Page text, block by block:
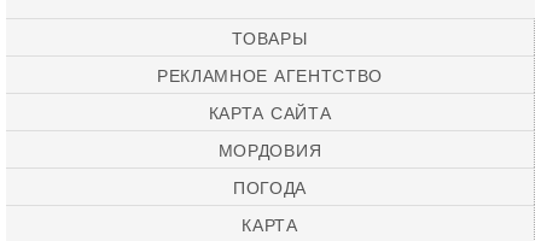
ТОВАРЫ
РЕКЛАМНОЕ АГЕНТСТВО
КАРТА САЙТА
МОРДОВИЯ
ПОГОДА
КАРТА